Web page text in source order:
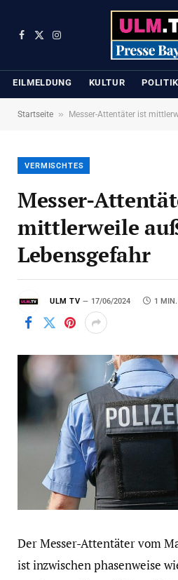
Facebook
X
Instagram
EILMELDUNG KULTUR POLITIK
Startseite » Messer-Attentäter ist
VERMISCHTES
Messer-
mittlerweile
Lebensgefahr
ULM TV 17/06/2024 1
Der Messer-Attentäter vom
ist inzwischen phasenweise